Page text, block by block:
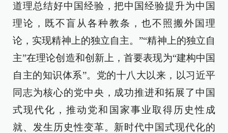
道理总结好中国经验，把中国经验提升为中国
理论，既不盲从各种教条，也不照搬外国理
论，实现精神上的独立自主。”“精神上的独立自
主”在理论创造和创新上，首要表现为“建构中国
自主的知识体系”。党的十八大以来，以习近平
同志为核心的党中央，成功推进和拓展了中国
式现代化，推动党和国家事业取得历史性成
就、发生历史性变革。新时代中国式现代化的